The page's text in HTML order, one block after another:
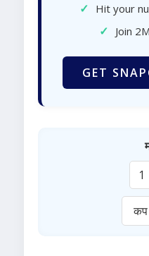
✓ Hit your
✓ Join
GET